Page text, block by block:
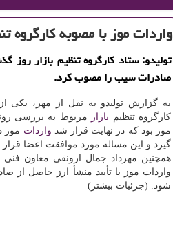
واردات موز با مصوبه كارگروه
تولیدو: ستاد کارگروه تنظیم بازار روز
صادرات سیب را مصوب کرد.
به گزارش تولیدو به نقل از مهر، یکی
کارگروه تنظیم بازار
مربوط به بررسی روند
موز بود که در نهایت قرار شد واردات موز
گیرد و این مساله مورد موافقت اعضا
همچنین مهرداد جمال ارونقی معاون
واردات موز با تأیید منشأ ارز حاصل
شود. (جزئیات بیشتر)